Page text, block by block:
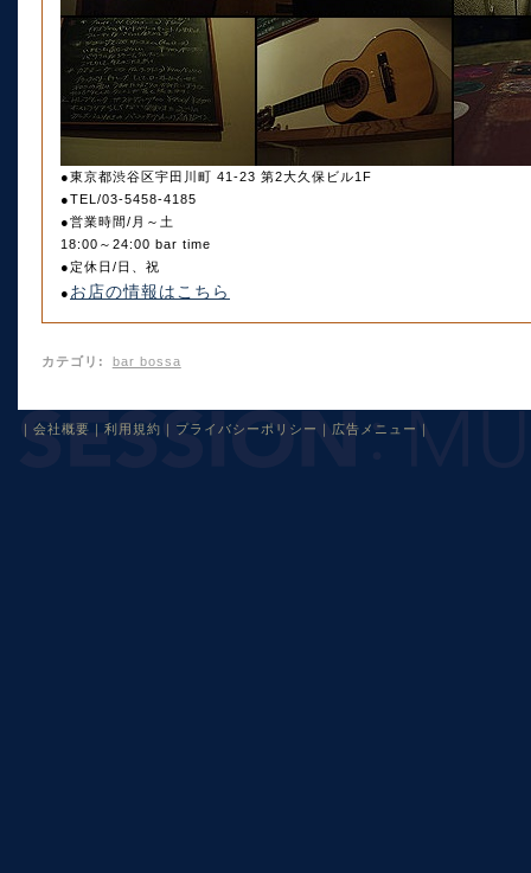
●東京都渋谷区宇田川町 41-23 第2大久保ビル1F
●TEL/03-5458-4185
●営業時間/月～土
18:00～24:00 bar time
●定休日/日、祝
● お店の情報はこちら
カテゴリ : bar bossa
｜ 会社概要 ｜ 利用規約 ｜ プライバシーポリシー ｜ 広告メニュー ｜